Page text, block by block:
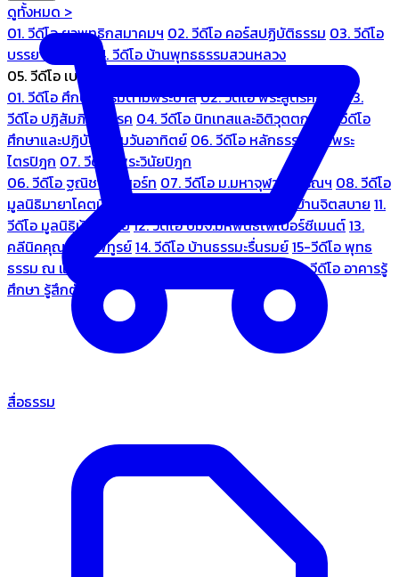
ดูทั้งหมด >
01. วีดีโอ ยุวพุทธิกสมาคมฯ 02. วีดีโอ คอร์สปฏิบัติธรรม 03. วีดีโอ
บรรยายทั่วไป
04. วีดีโอ บ้านพุทธธรรมสวนหลวง
05. วีดีโอ เบนซ์ทองหล่อ
01. วีดีโอ ศึกษาธรรมตามพระบาลี02. วีดีโอ พระสูตรศึกษา
03.
วีดีโอ ปฏิสัมภิทามรรค 04. วีดีโอ นิทเทสและอิติวุตตกะ
05. วีดีโอ
ศึกษาและปฏิบัติธรรมวันอาทิตย์ 06. วีดีโอ หลักธรรมตามพระ
ไตรปิฎก 07. วีดีโอ พระวินัยปิฎก
06. วีดีโอ ฐณิชาฌ์รีสอร์ท 07. วีดีโอ ม.มหาจุฬาลงกรณฯ 08. วีดีโอ
มูลนิธิมายาโคตมี
10. วีดีโอ บ้านจิตสบาย 11.
วีดีโอ มูลนิธิบ้านอารีย์12. วีดีโอ บมจ.มหพันธ์ไฟเบอร์ซีเมนต์13.
คลีนิคคุณหมอไพทูรย์14. วีดีโอ บ้านธรรมะรื่นรมย์15-วีดีโอ พุทธ
ธรรม ณ แดนพุทธภูมิ
19. วีดีโอ อาคารรู้
ศึกษา รู้สึกตัว
สื่อธรรม